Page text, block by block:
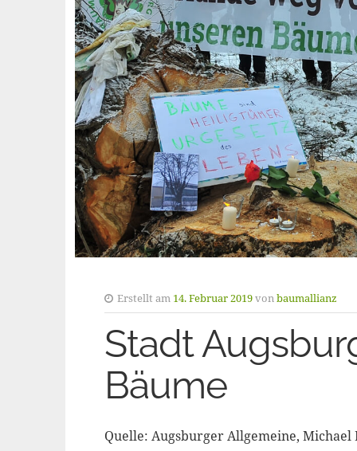
Erstellt am 14. Februar 2019vonbaumallianz
Stadt
Bäume
Quelle: Augsburger Allgemeine, Michael